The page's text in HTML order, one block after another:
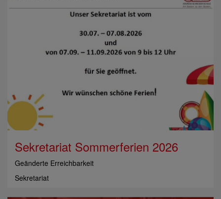
Sekretariat Sommerferien 2026
Geänderte Erreichbarkeit
Sekretariat